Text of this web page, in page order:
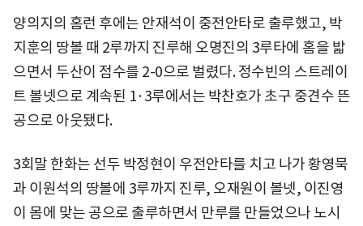
양의지의 홈런 후에는 안재석이 중전안타로 출루했고, 박
지훈의 땅볼 때 2루까지 진루해 오명진의 3루타에 홈을 밟
으면서 두산이 점수를 2-0으로 벌렸다. 정수빈의 스트레이
트 볼넷으로 계속된 1·3루에서는 박찬호가 초구 중견수 뜬
공으로 아웃됐다.
3회말 한화는 선두 박정현이 우전안타를 치고 나가 황영묵
과 이원석의 땅볼에 3루까지 진루, 오재원이 볼넷, 이진영
이 몸에 맞는 공으로 출루하면서 만루를 만들었으나 노시